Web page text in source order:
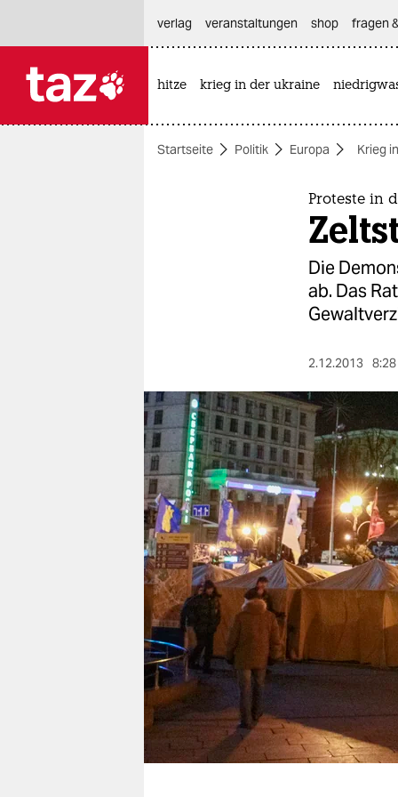
themen
berlin
nord
wahrheit
verlag
verlag
veranstaltungen
shop
fragen & hilfe
unterstützen
abo
genossenschaft
verlag
veranstaltungen shop fragen
hitze krieg in der ukraine
Startseite Politik Europa Krieg
Proteste in
Die
ab. Das
2.12.2013